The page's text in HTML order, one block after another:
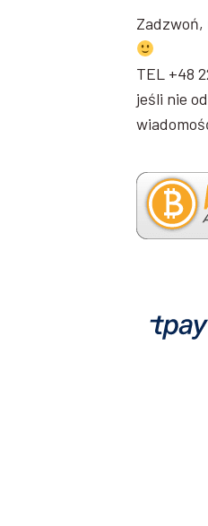
Zadzwoń,
TEL +48
jeśli nie